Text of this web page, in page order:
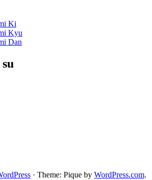
Ki
Kyu
Dan
· Theme: Pique by WordPress.com.